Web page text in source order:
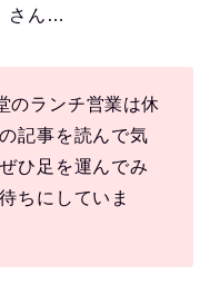
さん…
のランチ営業は休
記事を読んで気
ひ足を運んでみ
ちにしていま